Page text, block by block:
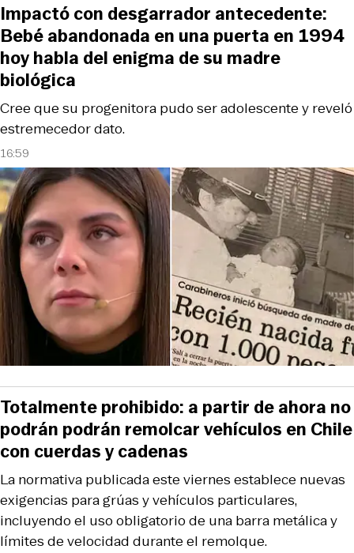
16:59
Cree que su progenitora pudo ser adolescente y reveló
estremecedor dato.
Impactó con desgarrador antecedente:
Bebé abandonada en una puerta en 1994
hoy habla del enigma de su madre
biológica
La normativa publicada este viernes establece nuevas
exigencias para grúas y vehículos particulares,
incluyendo el uso obligatorio de una barra metálica y
límites de velocidad durante el remolque.
Totalmente prohibido: a partir de ahora no
podrán podrán remolcar vehículos en Chile
con cuerdas y cadenas